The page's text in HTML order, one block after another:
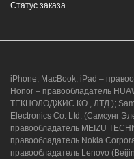
Статус заказа
iPhone, MacBook, iPad –
Honor – правообладатель
ТЕКНОЛОДЖИС КО., ЛТД.);
Electronics Co. Ltd. (Самсунг
правообладатель MEIZU
правообладатель Nokia
правообладатель Lenovo